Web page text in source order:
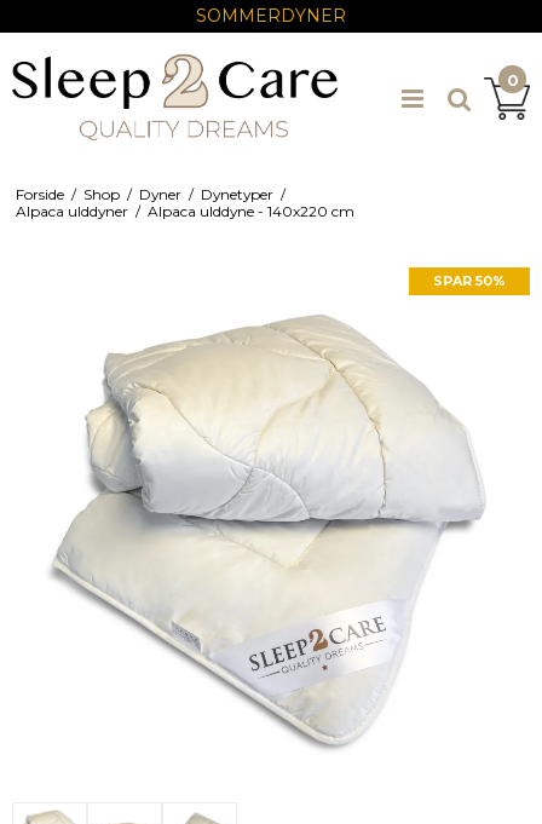
SOMMERDYNER
0
Forside / Shop / Dyner / Dynetyper /
Alpaca ulddyner / Alpaca ulddyne - 140x220 cm
SPAR 50%